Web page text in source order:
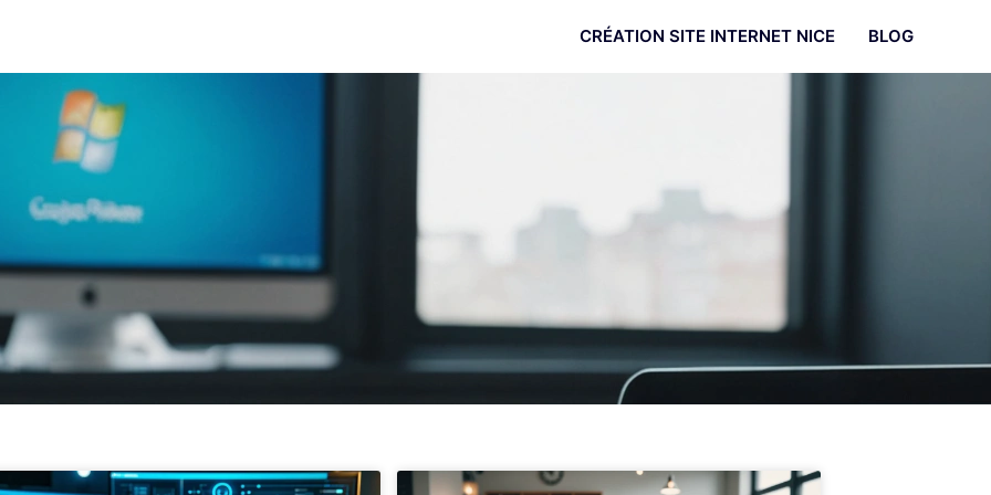
CRÉATION SITE INTERNET NICE BLOG